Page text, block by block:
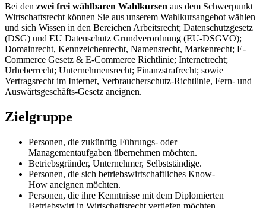
Bei den zwei frei wählbaren Wahlkursen aus dem Schwerpunkt
Wirtschaftsrecht können Sie aus unserem Wahlkursangebot wählen
und sich Wissen in den Bereichen Arbeitsrecht; Datenschutzgesetz
(DSG) und EU Datenschutz Grundverordnung (EU-DSGVO);
Domainrecht, Kennzeichenrecht, Namensrecht, Markenrecht; E-
Commerce Gesetz & E-Commerce Richtlinie; Internetrecht;
Urheberrecht; Unternehmensrecht; Finanzstrafrecht; sowie
Vertragsrecht im Internet, Verbraucherschutz-Richtlinie, Fern- und
Auswärtsgeschäfts-Gesetz aneignen.
Zielgruppe
Personen, die zukünftig Führungs- oder
Managementaufgaben übernehmen möchten.
Betriebsgründer, Unternehmer, Selbstständige.
Personen, die sich betriebswirtschaftliches Know-
How aneignen möchten.
Personen, die ihre Kenntnisse mit dem Diplomierten
Betriebswirt in Wirtschaftsrecht vertiefen möchten.